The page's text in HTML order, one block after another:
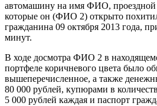
автомашину на имя ФИО,
которые он (ФИО 2) открыто
гражданина 09 октября 2013 года,
минут.
В ходе досмотра ФИО 2 в
портфеле коричневого цвета было
вышеперечисленное, а также
80 000 рублей, купюрами в
5 000 рублей каждая и паспорт